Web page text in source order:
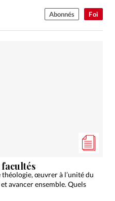
Foi
Abonnés
facultés
œuvrer à l’unité du
avancer ensemble. Quels